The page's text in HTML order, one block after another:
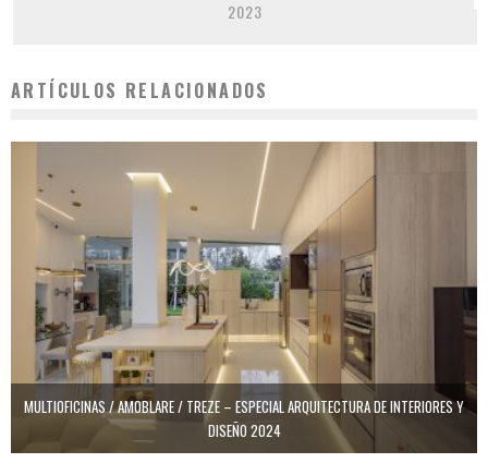
2023
ARTÍCULOS RELACIONADOS
MULTIOFICINAS / AMOBLARE / TREZE – ESPECIAL ARQUITECTURA DE INTERIORES Y
DISEÑO 2024